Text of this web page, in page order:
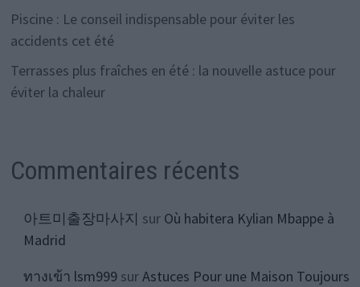
Piscine : Le conseil indispensable pour éviter les
accidents cet été
Terrasses plus fraîches en été : la nouvelle astuce pour
éviter la chaleur
Commentaires récents
아트미출장마사지 sur Où habitera Kylian Mbappe à
Madrid
ทางเข้า lsm999surAstuces Pour une Maison Toujours